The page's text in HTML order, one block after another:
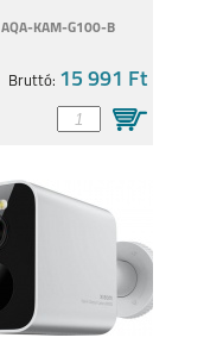
AQA-KAM-G100-B
Bruttó: 15 991 Ft